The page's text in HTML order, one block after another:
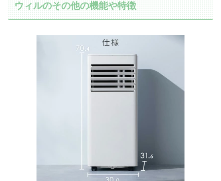
ウィルのその他の機能や特徴